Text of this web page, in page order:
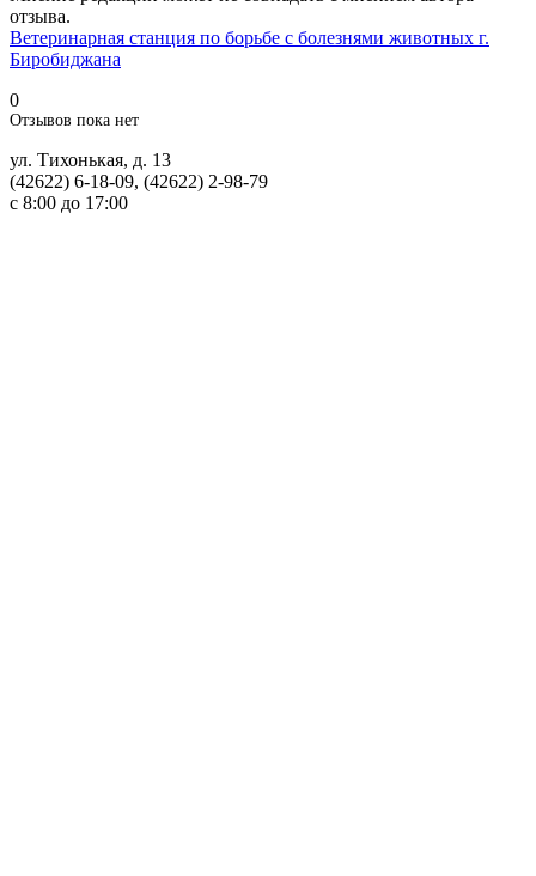
отзыва.
Ветеринарная станция по борьбе с болезнями животных г.
Биробиджана
0
Отзывов пока нет
ул. Тихонькая, д. 13
(42622) 6-18-09, (42622) 2-98-79
с 8:00 до 17:00